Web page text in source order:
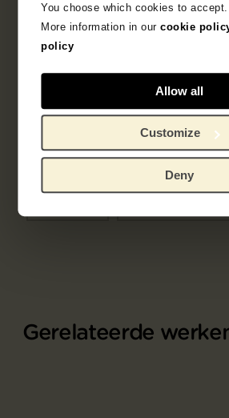
You choose which cookies to accept.
More information in ourcookie
policy
Allow all
Customize
Deny
Tentoonstellingen
Zoek in de collectie
1888 Arles
Gerelateerde